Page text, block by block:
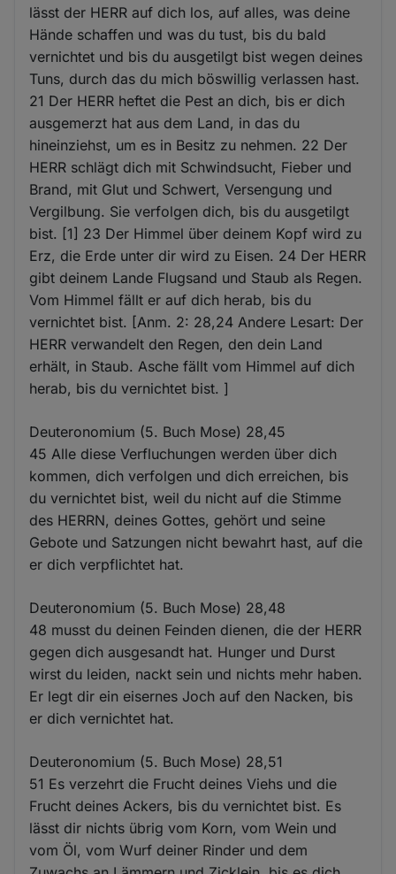
lässt der HERR auf dich los, auf alles, was deine
Hände schaffen und was du tust, bis du bald
vernichtet und bis du ausgetilgt bist wegen deines
Tuns, durch das du mich böswillig verlassen hast.
21 Der HERR heftet die Pest an dich, bis er dich
ausgemerzt hat aus dem Land, in das du
hineinziehst, um es in Besitz zu nehmen. 22 Der
HERR schlägt dich mit Schwindsucht, Fieber und
Brand, mit Glut und Schwert, Versengung und
Vergilbung. Sie verfolgen dich, bis du ausgetilgt
bist. [1] 23 Der Himmel über deinem Kopf wird zu
Erz, die Erde unter dir wird zu Eisen. 24 Der HERR
gibt deinem Lande Flugsand und Staub als Regen.
Vom Himmel fällt er auf dich herab, bis du
vernichtet bist. [Anm. 2: 28,24 Andere Lesart: Der
HERR verwandelt den Regen, den dein Land
erhält, in Staub. Asche fällt vom Himmel auf dich
herab, bis du vernichtet bist. ]
Deuteronomium (5. Buch Mose) 28,45
45 Alle diese Verfluchungen werden über dich
kommen, dich verfolgen und dich erreichen, bis
du vernichtet bist, weil du nicht auf die Stimme
des HERRN, deines Gottes, gehört und seine
Gebote und Satzungen nicht bewahrt hast, auf die
er dich verpflichtet hat.
Deuteronomium (5. Buch Mose) 28,48
48 musst du deinen Feinden dienen, die der HERR
gegen dich ausgesandt hat. Hunger und Durst
wirst du leiden, nackt sein und nichts mehr haben.
Er legt dir ein eisernes Joch auf den Nacken, bis
er dich vernichtet hat.
Deuteronomium (5. Buch Mose) 28,51
51 Es verzehrt die Frucht deines Viehs und die
Frucht deines Ackers, bis du vernichtet bist. Es
lässt dir nichts übrig vom Korn, vom Wein und
vom Öl, vom Wurf deiner Rinder und dem